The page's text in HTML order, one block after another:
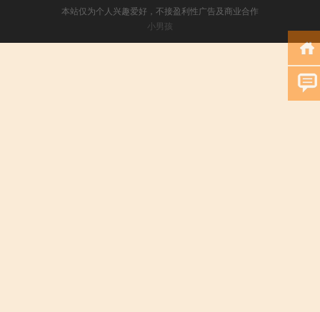
本站仅为个人兴趣爱好，不接盈利性广告及商业合作
小男孩